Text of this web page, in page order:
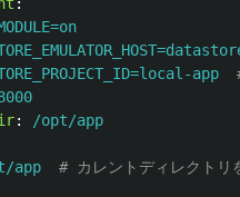
app
:
/opt/app
app
# カレントディレクトリ